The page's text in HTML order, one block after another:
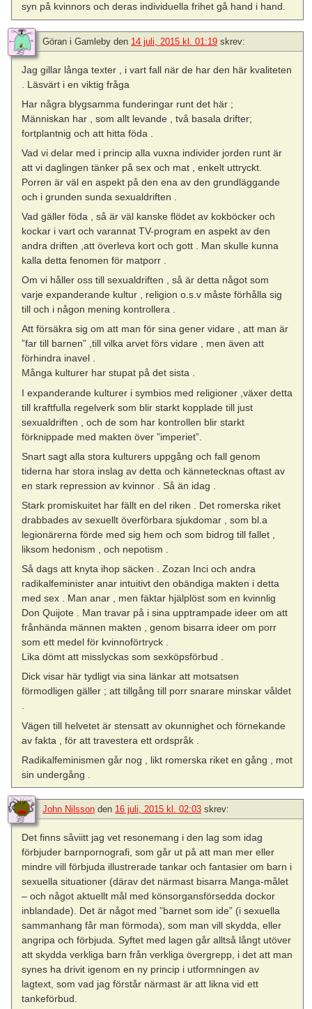
syn på kvinnors och deras individuella frihet gå hand i hand.
Göran i Gamleby den 14 juli, 2015 kl. 01:19 skrev:
Jag gillar långa texter , i vart fall när de har den här kvaliteten
. Läsvärt i en viktig fråga
Har några blygsamma funderingar runt det här ;
Människan har , som allt levande , två basala drifter;
fortplantnig och att hitta föda .
Vad vi delar med i princip alla vuxna individer jorden runt är
att vi daglingen tänker på sex och mat , enkelt uttryckt.
Porren är väl en aspekt på den ena av den grundläggande
och i grunden sunda sexualdriften .
Vad gäller föda , så är väl kanske flödet av kokböcker och
kockar i vart och varannat TV-program en aspekt av den
andra driften ,att överleva kort och gott . Man skulle kunna
kalla detta fenomen för matporr .
Om vi håller oss till sexualdriften , så är detta något som
varje expanderande kultur , religion o.s.v måste förhålla sig
till och i någon mening kontrollera .
Att försäkra sig om att man för sina gener vidare , att man är
”far till barnen” ,till vilka arvet förs vidare , men även att
förhindra inavel .
Många kulturer har stupat på det sista .
I expanderande kulturer i symbios med religioner ,växer detta
till kraftfulla regelverk som blir starkt kopplade till just
sexualdriften , och de som har kontrollen blir starkt
förknippade med makten över ”imperiet”.
Snart sagt alla stora kulturers uppgång och fall genom
tiderna har stora inslag av detta och kännetecknas oftast av
en stark repression av kvinnor . Så än idag .
Stark promiskuitet har fällt en del riken . Det romerska riket
drabbades av sexuellt överförbara sjukdomar , som bl.a
legionärerna förde med sig hem och som bidrog till fallet ,
liksom hedonism , och nepotism .
Så dags att knyta ihop säcken . Zozan Inci och andra
radikalfeminister anar intuitivt den obändiga makten i detta
med sex . Man anar , men fäktar hjälplöst som en kvinnlig
Don Quijote . Man travar på i sina upptrampade ideer om att
frånhända männen makten , genom bisarra ideer om porr
som ett medel för kvinnoförtryck .
Lika dömt att misslyckas som sexköpsförbud .
Dick visar här tydligt via sina länkar att motsatsen
förmodligen gäller ; att tillgång till porr snarare minskar våldet
.
Vägen till helvetet är stensatt av okunnighet och förnekande
av fakta , för att travestera ett ordspråk .
Radikalfeminismen går nog , likt romerska riket en gång , mot
sin undergång .
John Nilsson den 16 juli, 2015 kl. 02:03 skrev:
Det finns såviitt jag vet resonemang i den lag som idag
förbjuder barnpornografi, som går ut på att man mer eller
mindre vill förbjuda illustrerade tankar och fantasier om barn i
sexuella situationer (därav det närmast bisarra Manga-målet
– och något aktuellt mål med könsorgansförsedda dockor
inblandade). Det är något med ”barnet som ide” (i sexuella
sammanhang får man förmoda), som man vill skydda, eller
angripa och förbjuda. Syftet med lagen går alltså långt utöver
att skydda verkliga barn från verkliga övergrepp, i det att man
synes ha drivit igenom en ny princip i utformningen av
lagtext, som vad jag förstår närmast är att likna vid ett
tankeförbud.